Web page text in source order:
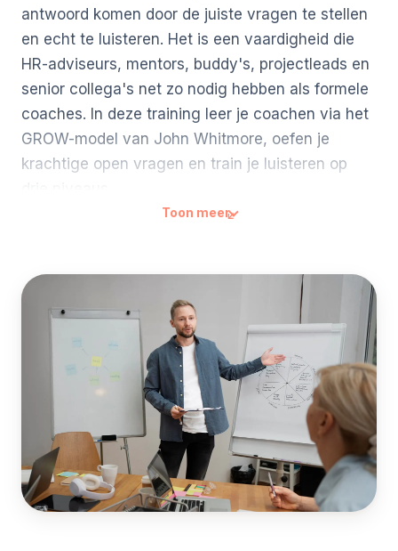
antwoord komen door de juiste vragen te stellen
en echt te luisteren. Het is een vaardigheid die
HR-adviseurs, mentors, buddy's, projectleads en
senior collega's net zo nodig hebben als formele
coaches. In deze training leer je coachen via het
GROW-model van John Whitmore, oefen je
krachtige open vragen en train je luisteren op
coachen. Wat je wel nodig hebt: een gespreks-
structuur, een set vragen die werkt en het geduld
om niet meteen in advies-modus te schieten. Die
drie krijg je in twee dagen onder de knie, met een
acteur op dag 2 die het echte oefenen mogelijk
maakt. Merk je dat je snel in de advies-modus
schiet? Met de gratis
adviesstijlen-test
ontdek je
welke stijl je van nature inzet, zodat je bewuster
kunt kiezen om te coachen.
Toon meer